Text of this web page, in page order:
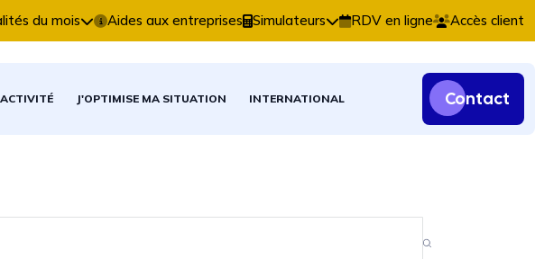
dans vos décisions comptables, fiscales et patrimoniales.
du mois Aides aux entreprises Simulateurs RDV en ligne Accès client
ACTIVITÉ J'OPTIMISE MA SITUATION INTERNATIONAL Contact